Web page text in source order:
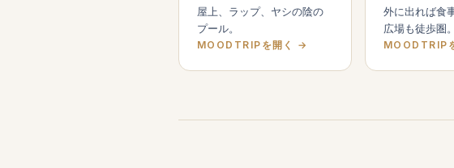
屋上、ラップ、ヤシの陰の
プール。
MOODTRIPを開く →
外に出れば食
広場も徒歩圏。
MOODTRIP